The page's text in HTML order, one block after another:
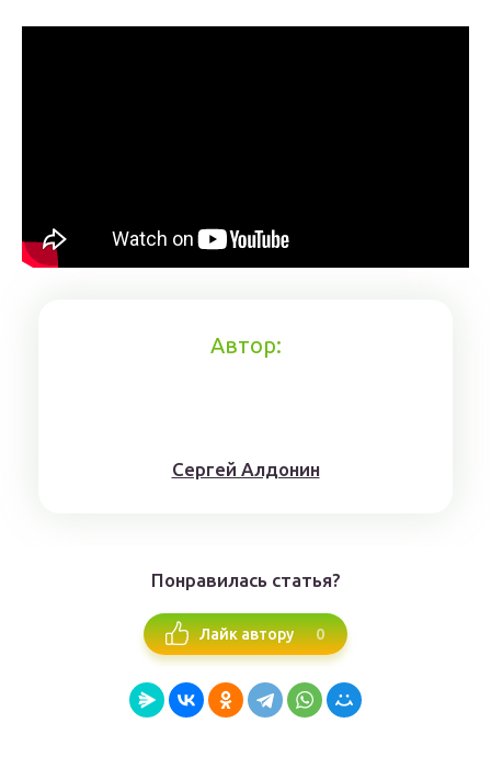
Автор:
Сергей Алдонин
Понравилась статья?
Лайк автору 0